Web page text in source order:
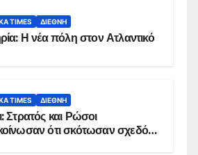
TIMES ΔΙΕΘΝΉ
Η νέα πόλη στον Ατλαντικό
TIMES ΔΙΕΘΝΉ
Στρατός και Ρώσοι
ότι σκότωσαν σχεδόν